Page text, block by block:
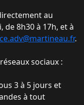
au
de 8h30 à 17h, et à
.
sociaux :
3 à 5 jours et
à tout